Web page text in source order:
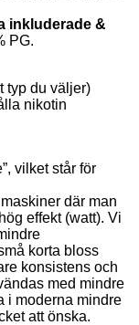
inkluderade &
PG.
typ du väljer)
nikotin
vilket står för
där man
effekt (watt). Vi
korta bloss
konsistens och
med mindre
i moderna mindre
att önska.